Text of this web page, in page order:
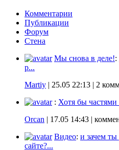
Комментарии
Публикации
Форум
Стена
Мы снова в деле!:
p...
Martiy | 25.05 22:13 | 2
: Хотя бы частями
Orcan | 17.05 14:43 |
Видео: и зачем ты
сайте?...